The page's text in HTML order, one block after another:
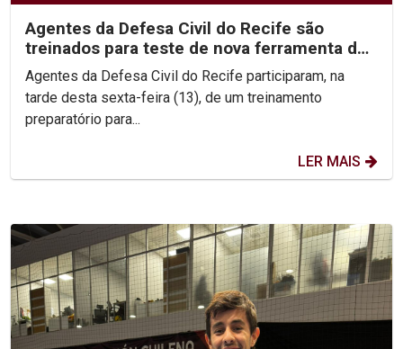
Agentes da Defesa Civil do Recife são
treinados para teste de nova ferramenta de
alerta de desastres
Agentes da Defesa Civil do Recife participaram, na
tarde desta sexta-feira (13), de um treinamento
preparatório para...
LER MAIS